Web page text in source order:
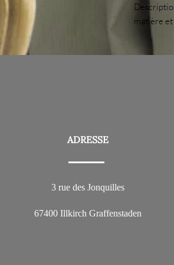
matière
ADRESSE
3 rue des Jonquilles
67400 Illkirch Graffenstaden